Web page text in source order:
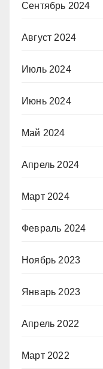
Сентябрь 2024
Август 2024
Июль 2024
Июнь 2024
Май 2024
Апрель 2024
Март 2024
Февраль 2024
Ноябрь 2023
Январь 2023
Апрель 2022
Март 2022